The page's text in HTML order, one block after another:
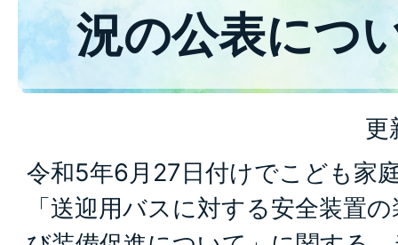
況の公表につ
更
令和5年6月27日付けでこども家
「送迎用バスに対する安全装置